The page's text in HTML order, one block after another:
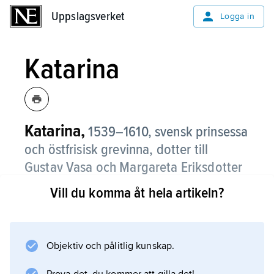
Uppslagsverket Logga in
Katarina
Katarina, 1539–1610, svensk prinsessa
och östfrisisk grevinna, dotter till
Gustav Vasa och Margareta Eriksdotter
(Leijonhufvud).
inträffade vid jultiden det s.k. Vadstenabullret:
Vill du komma åt hela artikeln?
Objektiv och pålitlig kunskap.